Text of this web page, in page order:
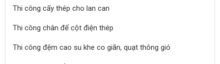
Thi công cấy thép cho lan can
Thi công chân đế cột điện thép
Thi công đệm cao su khe co giãn, quạt thông gió